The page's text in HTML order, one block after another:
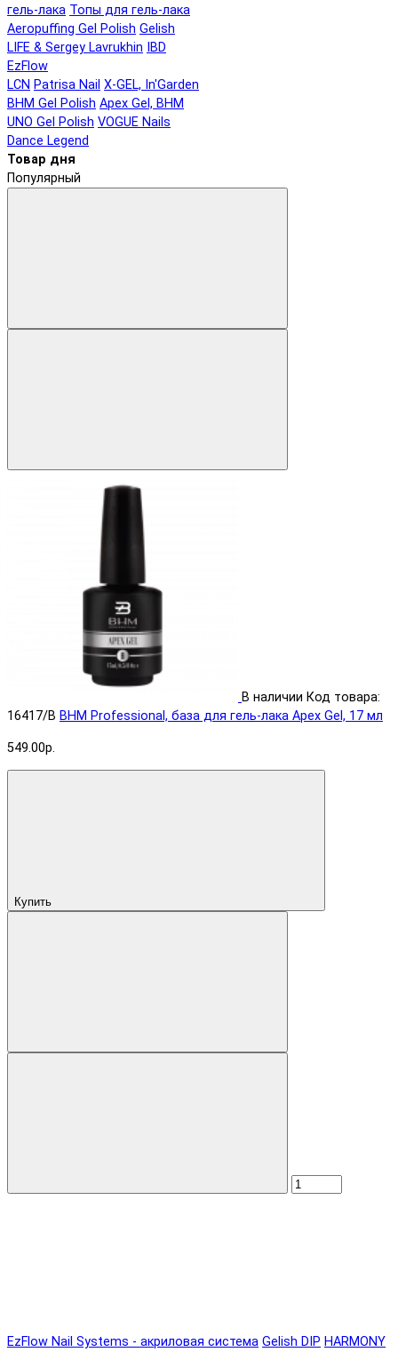
гель-лака Топы для гель-лака
Aeropuffing Gel Polish Gelish
LIFE & Sergey Lavrukhin
IBD
EzFlow
LCN Patrisa Nail X-GEL, In'Garden
BHM Gel Polish Apex Gel, BHM
UNO Gel Polish VOGUE Nails
Dance Legend
Товар дня
Популярный
В наличии Код товара:
16417/B BHM Professional, база для гель-лака Apex Gel, 17 мл
549.00р.
Купить
EzFlow Nail Systems - акриловая система Gelish DIP HARMONY